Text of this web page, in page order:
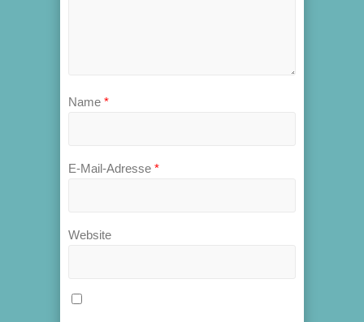
Name *
E-Mail-Adresse *
Website